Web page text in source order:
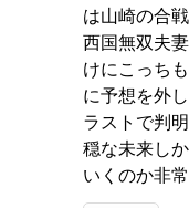
は山崎の合
西国無双夫
けにこっち
に予想を外
ラストで判
穏な未来し
いくのか非